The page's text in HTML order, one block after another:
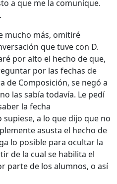
a que me la comunique.
mucho más, omitiré
que tuve con D.
por alto el hecho de que,
por las fechas de
de Composición, se negó a
las sabía todavía. Le pedí
la fecha
a lo que dijo que no
asusta el hecho de
lo posible para ocultar la
de la cual se habilita el
parte de los alumnos, o así